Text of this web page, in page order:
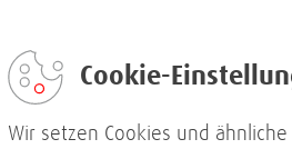
Cookie-
Wir setzen Cookies und